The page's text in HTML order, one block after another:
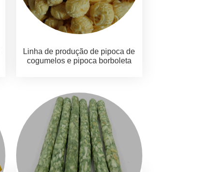
Linha de produção de pipoca de
cogumelos e pipoca borboleta